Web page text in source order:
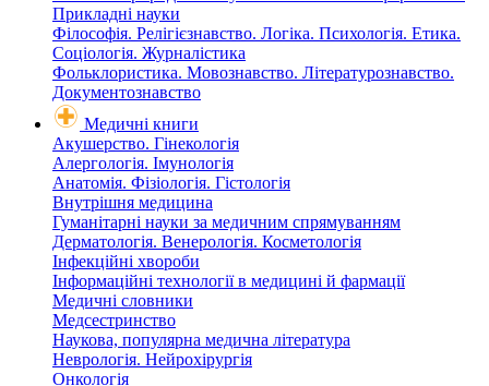
Прикладні науки
Філософія. Релігієзнавство. Логіка. Психологія. Етика.
Соціологія. Журналістика
Фольклористика. Мовознавство. Літературознавство.
Документознавство
Медичні книги
Акушерство. Гінекологія
Алергологія. Імунологія
Анатомія. Фізіологія. Гістологія
Внутрішня медицина
Гуманітарні науки за медичним спрямуванням
Дерматологія. Венерологія. Косметологія
Інфекційні хвороби
Інформаційні технології в медицині й фармації
Медичні словники
Медсестринство
Наукова, популярна медична література
Неврологія. Нейрохірургія
Онкологія